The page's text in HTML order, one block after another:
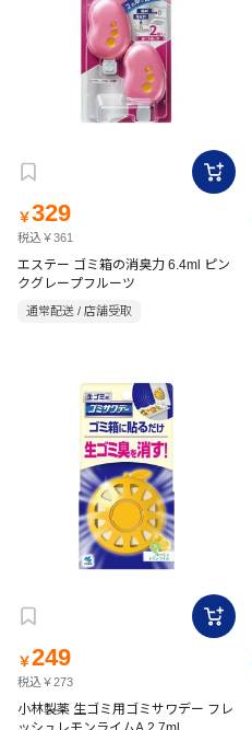
￥329
税込￥361
エステー ゴミ箱の消臭力 6.4ml ピン
クグレープフルーツ
通常配送 / 店舗受取
￥249
税込￥273
小林製薬 生ゴミ用ゴミサワデー フレ